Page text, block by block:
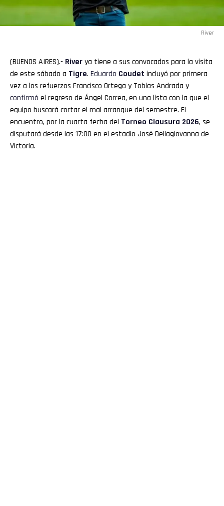
River
(BUENOS AIRES).- Riverya tiene a sus convocados para la visita
de este sábado a Tigre. Eduardo Coudet incluyó por primera
vez a los refuerzos Francisco Ortega y Tobías Andrada y
confirmó el regreso de Ángel Correa, en una lista con la que el
equipo buscará cortar el mal arranque del semestre. El
encuentro, por la cuarta fecha del Torneo Clausura 2026, se
disputará desde las 17:00 en el estadio José Dellagiovanna de
Victoria.